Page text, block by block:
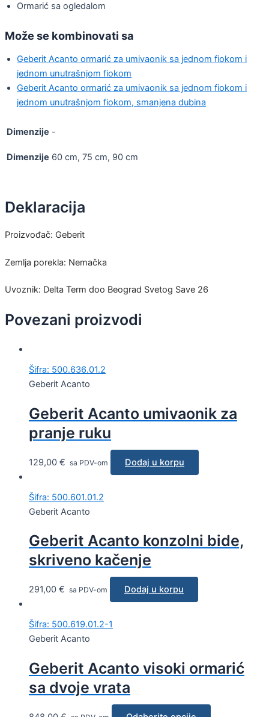
Ormarić sa ogledalom
Može se kombinovati sa
Geberit Acanto ormarić za umivaonik sa jednom fiokom i
jednom unutrašnjom fiokom
Geberit Acanto ormarić za umivaonik sa jednom fiokom i
jednom unutrašnjom fiokom, smanjena dubina
Dimenzije -
Dimenzije 60 cm, 75 cm, 90 cm
Deklaracija
Proizvođač: Geberit
Zemlja porekla: Nemačka
Uvoznik: Delta Term doo Beograd Svetog Save 26
Povezani proizvodi
Šifra: 500.636.01.2
Geberit Acanto
Geberit Acanto umivaonik za
pranje ruku
129,00 € sa PDV-om Dodaj u korpu
Šifra: 500.601.01.2
Geberit Acanto
Geberit Acanto konzolni bide,
skriveno kačenje
291,00 € sa PDV-om Dodaj u korpu
Šifra: 500.619.01.2-1
Geberit Acanto
Geberit Acanto visoki ormarić
sa dvoje vrata